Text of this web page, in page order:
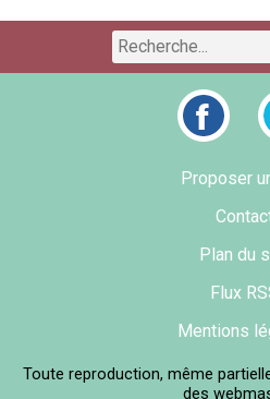
Proposer
Plan du
Flux
Mentions
Toute reproduction, même
des